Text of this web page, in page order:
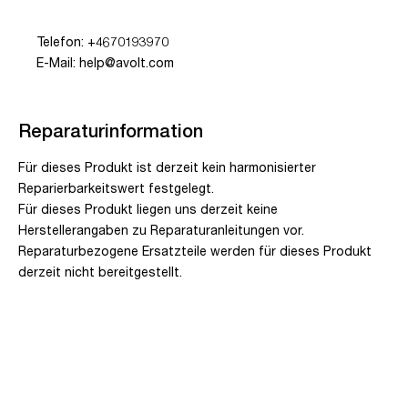
Telefon: +4670193970
E-Mail: help@avolt.com
Reparaturinformation
Für dieses Produkt ist derzeit kein harmonisierter
Reparierbarkeitswert festgelegt.
Für dieses Produkt liegen uns derzeit keine
Herstellerangaben zu Reparaturanleitungen vor.
Reparaturbezogene Ersatzteile werden für dieses Produkt
derzeit nicht bereitgestellt.